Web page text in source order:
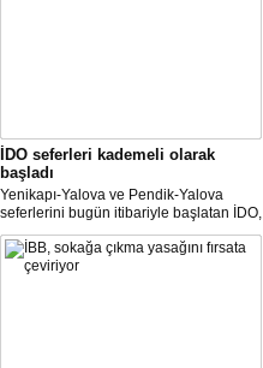
İDO seferleri kademeli olarak
başladı
Yenikapı-Yalova ve Pendik-Yalova
seferlerini bugün itibariyle başlatan İDO,
2 haziran itibariyle de bünyesinde
seferlerini kademeli olarak başlatacak.